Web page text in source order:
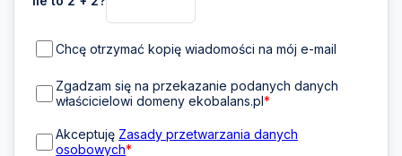
Chcę otrzymać kopię wiadomości na mój e-mail
Zgadzam się na przekazanie podanych danych
właścicielowi domeny ekobalans.pl*
Akceptuję Zasady przetwarzania danych
osobowych*